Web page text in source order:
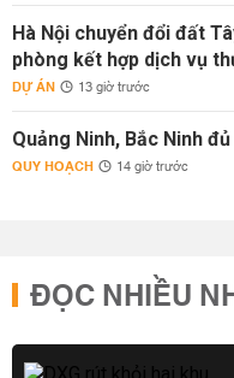
Hà Nội chuyển đổi đất
phòng kết hợp dịch vụ
DỰ ÁN 13 giờ trước
Quảng Ninh, Bắc Ninh
QUY HOẠCH 14 giờ trước
ĐỌC NHIỀU